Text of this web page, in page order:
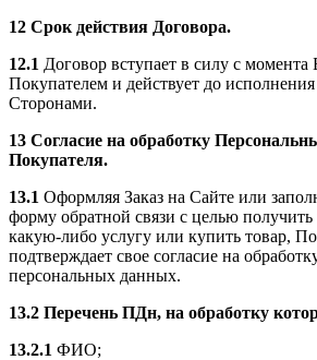
12 Срок действия Договора.
12.1 Договор вступает в силу с момента
Покупателем и действует до исполнения
Сторонами.
13 Согласие на обработку
Покупателя.
13.1 Оформляя Заказ на Сайте или
форму обратной связи с целью получить
какую-либо услугу или купить товар,
подтверждает свое согласие на
персональных данных.
13.2 Перечень ПДн, на обработку
13.2.1 ФИО;